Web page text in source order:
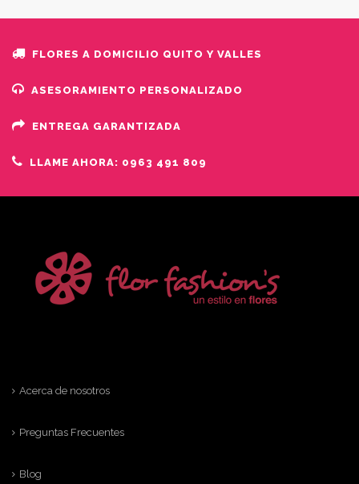
FLORES A DOMICILIO QUITO Y VALLES
ASESORAMIENTO PERSONALIZADO
ENTREGA GARANTIZADA
LLAME AHORA: 0963 491 809
Acerca de nosotros
Preguntas Frecuentes
Blog